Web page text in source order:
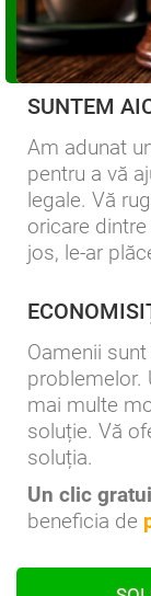
SUNTEM
Am adunat
pentru a vă
legale. Vă
oricare
jos, le-ar
Oamenii
problemelor.
mai multe
soluție. Vă
soluția.
Un clic
beneficia de